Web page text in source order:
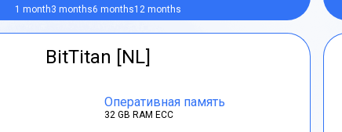
1 month3 months6 months12 months
BitTitan [NL]
Оперативная память
32 GB RAM ECC